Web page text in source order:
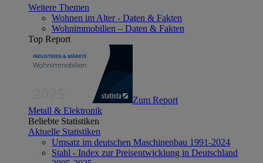
Weitere Themen
Wohnen im Alter - Daten & Fakten
Wohnimmobilien – Daten & Fakten
Top Report
Zum Report
Metall & Elektronik
Beliebte Statistiken
Aktuelle Statistiken
Umsatz im deutschen Maschinenbau 1991-2024
Stahl - Index zur Preisentwicklung in Deutschland